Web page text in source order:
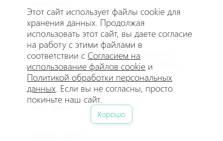
Цена:
33400 ₽
Код курса:
ИБС-69
Название курса:
Курс: Использование электронной
подписи и развертывание PKI на основе Удостоверения
центра КриптоПро 2.0
Длительность (ак.ч):
40
Кол-во мест:
8
Этот сайт использует файлы cookie для
хранения данных. Продолжая
использовать этот сайт, вы даете согласие
на работу с этими файлами в
соответствии с Согласием на
использование файлов cookie и
Политикой обработки персональных
данных. Если вы не согласны, просто
покиньте наш сайт.
Хорошо